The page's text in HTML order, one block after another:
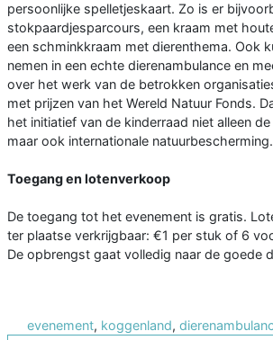
persoonlijke spelletjeskaart. Zo is er
stokpaardjesparcours, een kraam met
een schminkkraam met dierenthema. Ook
nemen in een echte dierenambulance en
over het werk van de betrokken
met prijzen van het Wereld Natuur Fonds.
het initiatief van de kinderraad niet alleen
maar ook internationale natuurbescherming.
Toegang en lotenverkoop
De toegang tot het evenement is gratis.
ter plaatse verkrijgbaar: €1 per stuk of 6
De opbrengst gaat volledig naar de goede
evenement, koggenland,